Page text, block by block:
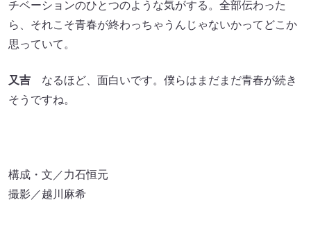
チベーションのひとつのような気がする。全部伝わった
ら、それこそ青春が終わっちゃうんじゃないかってどこか
思っていて。
又吉 なるほど、面白いです。僕らはまだまだ青春が続き
そうですね。
構成・文／力石恒元
撮影／越川麻希